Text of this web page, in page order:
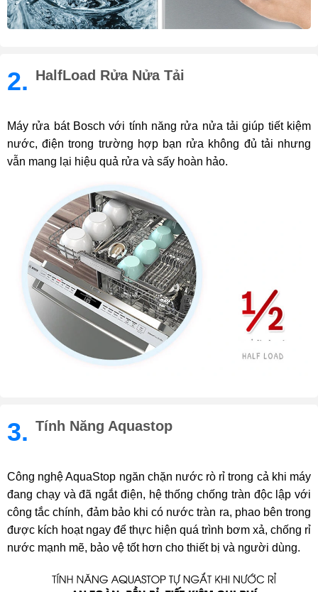
2. HalfLoad Rửa Nửa Tải
Máy rửa bát Bosch với tính năng rửa nửa tải giúp tiết kiệm
nước, điện trong trường hợp bạn rửa không đủ tải nhưng
vẫn mang lại hiệu quả rửa và sấy hoàn hảo.
3. Tính Năng Aquastop
Công nghệ AquaStop ngăn chặn nước rò rỉ trong cả khi máy
đang chạy và đã ngắt điện, hệ thống chống tràn độc lập với
công tắc chính, đảm bảo khi có nước tràn ra, phao bên trong
được kích hoạt ngay để thực hiện quá trình bơm xả, chống rỉ
nước mạnh mẽ, bảo vệ tốt hơn cho thiết bị và người dùng.